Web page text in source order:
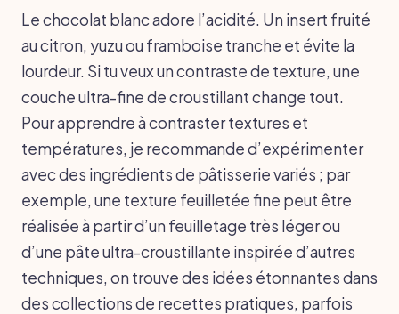
Le chocolat blanc adore l’acidité. Un insert fruité
au citron, yuzu ou framboise tranche et évite la
lourdeur. Si tu veux un contraste de texture, une
couche ultra-fine de croustillant change tout.
Pour apprendre à contraster textures et
températures, je recommande d’expérimenter
avec des ingrédients de pâtisserie variés ; par
exemple, une texture feuilletée fine peut être
réalisée à partir d’un feuilletage très léger ou
d’une pâte ultra-croustillante inspirée d’autres
techniques, on trouve des idées étonnantes dans
des collections de recettes pratiques, parfois